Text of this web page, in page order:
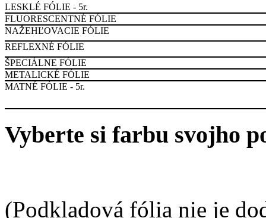
LESKLÉ FÓLIE - 5r.
FLUORESCENTNÉ FÓLIE
NAŽEHĽOVACIE FÓLIE
REFLEXNÉ FÓLIE
ŠPECIÁLNE FÓLIE
METALICKÉ FÓLIE
MATNÉ FÓLIE - 5r.
Vyberte si farbu svojho
(Podkladová fólia nie je